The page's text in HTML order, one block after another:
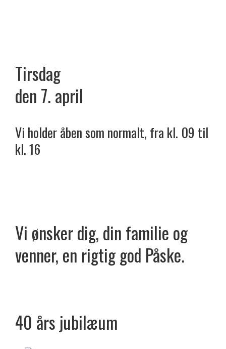
Tirsdag
den 7. april
Vi holder åben som normalt, fra kl. 09 til
kl. 16
Vi ønsker dig, din familie og
venner, en rigtig god Påske.
40 års jubilæum